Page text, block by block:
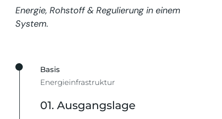
Energie, Rohstoff & Regulierung in einem
System.
Basis
Energieinfrastruktur
01. Ausgangslage